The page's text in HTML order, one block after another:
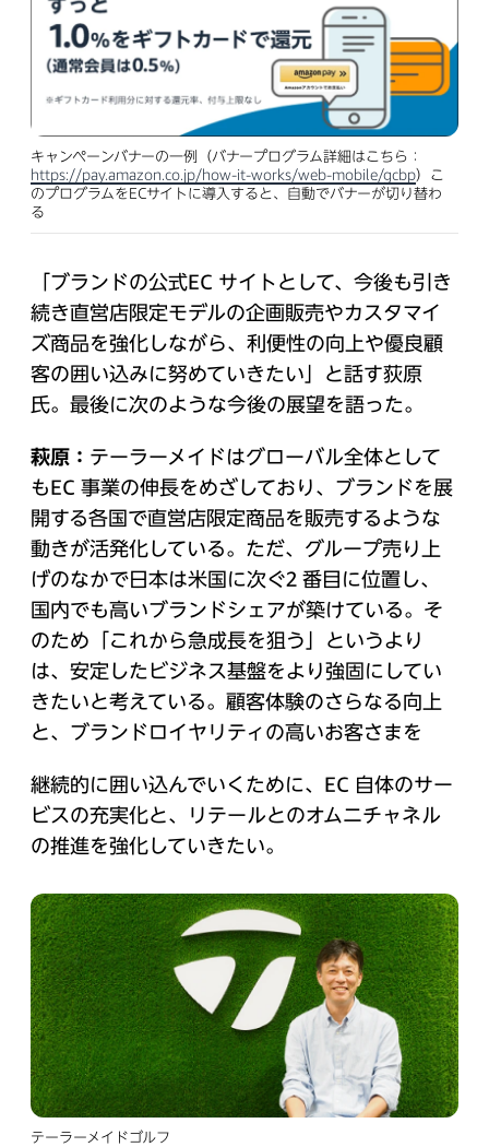
キャンペーンバナーの一例（バナープログラム詳細はこちら：
https://pay.amazon.co.jp/how-it-works/web-mobile/gcbp）こ
のプログラムをECサイトに導入すると、自動でバナーが切り替わ
る
「ブランドの公式EC サイトとして、今後も引き
続き直営店限定モデルの企画販売やカスタマイ
ズ商品を強化しながら、利便性の向上や優良顧
客の囲い込みに努めていきたい」と話す荻原
氏。最後に次のような今後の展望を語った。
萩原： テーラーメイドはグローバル全体として
もEC 事業の伸長をめざしており、ブランドを展
開する各国で直営店限定商品を販売するような
動きが活発化している。ただ、グループ売り上
げのなかで日本は米国に次ぐ2 番目に位置し、
国内でも高いブランドシェアが築けている。そ
のため「これから急成長を狙う」というより
は、安定したビジネス基盤をより強固にしてい
きたいと考えている。顧客体験のさらなる向上
と、ブランドロイヤリティの高いお客さまを
継続的に囲い込んでいくために、EC 自体のサー
ビスの充実化と、リテールとのオムニチャネル
の推進を強化していきたい。
テーラーメイドゴルフ